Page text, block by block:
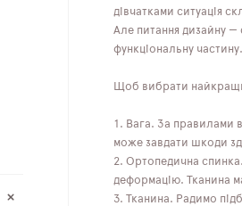
дівчатками ситуація
Але питання дизайну
функціональну частину.
Щоб вибрати
Вага. За правилами
може завдати шкоди
Ортопедична
деформацію. Тканина
Тканина. Радимо